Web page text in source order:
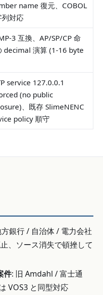
name 復元、COBOL
列対応
3 互換、AP/SP/CP 命
decimal 演算 (1-16 byte
service 127.0.0.1
(no public
、既存 SlimeNENC
policy 順守
方銀行 / 自治体 / 電力会社
、ソース消失で頓挫して
件: 旧 Amdahl / 富士通
VOS3 と同型対応